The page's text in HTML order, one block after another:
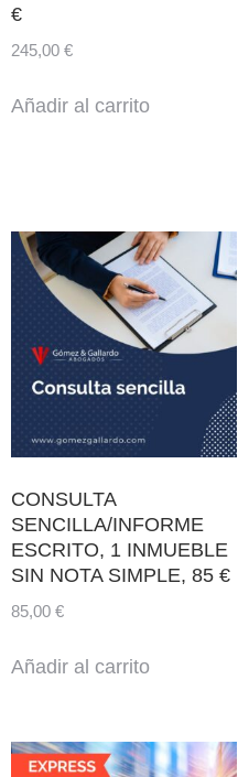
€
245,00 €
Añadir al carrito
CONSULTA
SENCILLA/INFORME
ESCRITO, 1 INMUEBLE
SIN NOTA SIMPLE, 85 €
85,00 €
Añadir al carrito